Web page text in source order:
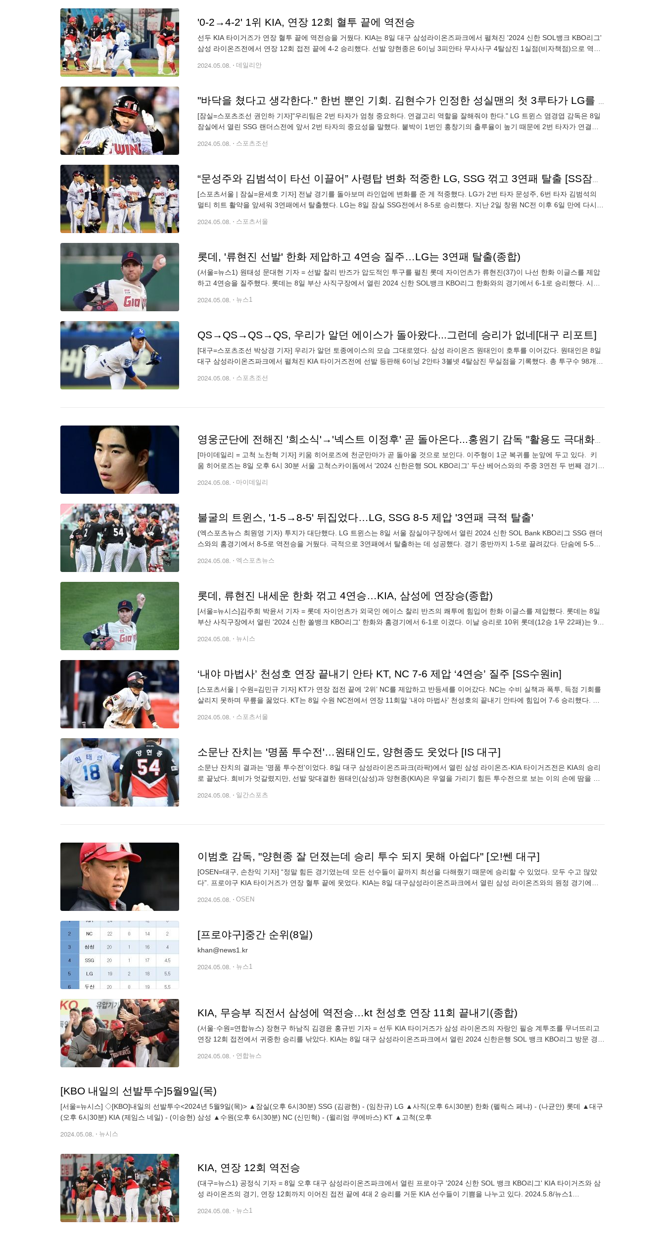
'0-2→4-2' 1위 KIA, 연장 12회 혈투 끝에 역전승
선두 KIA 타이거즈가 연장 혈투 끝에 역전승을 거뒀다. KIA는 8일 대구 삼성라이온즈파크에서 펼쳐진 '2024 신한 SOL뱅크 KBO리그'
삼성 라이온즈전에서 연장 12회 접전 끝에 4-2 승리했다. 선발 양현종은 6이닝 3피안타 무사사구 4탈삼진 1실점(비자책점)으로 역할
2024.05.08. 데일리안
"바닥을 쳤다고 생각한다." 한번 뿐인 기회. 김현수가 인정한 성실맨의 첫 3루타가 LG를 수렁에서 구했다[잠실 인터뷰]
[잠실=스포츠조선 권인하 기자]"우리팀은 2번 타자가 엄청 중요하다. 연결고리 역할을 잘해줘야 한다." LG 트윈스 염경엽 감독은 8일
잠실에서 열린 SSG 랜더스전에 앞서 2번 타자의 중요성을 말했다. 붙박이 1번인 홍창기의 출루율이 높기 때문에 2번 타자가 연결을
2024.05.08. 스포츠조선
“문성주와 김범석이 타선 이끌어” 사령탑 변화 적중한 LG, SSG 꺾고 3연패 탈출 [SS잠실in]
[스포츠서울 | 잠실=윤세호 기자] 전날 경기를 돌아보며 라인업에 변화를 준 게 적중했다. LG가 2번 타자 문성주, 6번 타자 김범석의
멀티 히트 활약을 앞세워 3연패에서 탈출했다. LG는 8일 잠실 SSG전에서 8-5로 승리했다. 지난 2일 창원 NC전 이후 6일 만에 다시 2
2024.05.08. 스포츠서울
롯데, '류현진 선발' 한화 제압하고 4연승 질주…LG는 3연패 탈출(종합)
(서울=뉴스1) 원태성 문대현 기자 = 선발 찰리 반즈가 압도적인 투구를 펼친 롯데 자이언츠가 류현진(37)이 나선 한화 이글스를 제압
하고 4연승을 질주했다. 롯데는 8일 부산 사직구장에서 열린 2024 신한 SOL뱅크 KBO리그 한화와의 경기에서 6-1로 승리했다. 시즌
2024.05.08. 뉴스1
QS→QS→QS→QS, 우리가 알던 에이스가 돌아왔다...그런데 승리가 없네[대구 리포트]
[대구=스포츠조선 박상경 기자] 우리가 알던 토종에이스의 모습 그대로였다. 삼성 라이온즈 원태인이 호투를 이어갔다. 원태인은 8일
대구 삼성라이온즈파크에서 펼쳐진 KIA 타이거즈전에 선발 등판해 6이닝 2안타 3볼넷 4탈삼진 무실점을 기록했다. 총 투구수 98개.
2024.05.08. 스포츠조선
영웅군단에 전해진 '희소식'→'넥스트 이정후' 곧 돌아온다...홍원기 감독 "활용도 극대화할 방법 모색하겠다" [MD고척]
[마이데일리 = 고척 노찬혁 기자] 키움 히어로즈에 천군만마가 곧 돌아올 것으로 보인다. 이주형이 1군 복귀를 눈앞에 두고 있다. 키
움 히어로즈는 8일 오후 6시 30분 서울 고척스카이돔에서 '2024 신한은행 SOL KBO리그' 두산 베어스와의 주중 3연전 두 번째 경기에
2024.05.08. 마이데일리
불굴의 트윈스, '1-5→8-5' 뒤집었다…LG, SSG 8-5 제압 '3연패 극적 탈출'
(엑스포츠뉴스 최원영 기자) 투지가 대단했다. LG 트윈스는 8일 서울 잠실야구장에서 열린 2024 신한 SOL Bank KBO리그 SSG 랜더
스와의 홈경기에서 8-5로 역전승을 거뒀다. 극적으로 3연패에서 탈출하는 데 성공했다. 경기 중반까지 1-5로 끌려갔다. 단숨에 5-5로
2024.05.08. 엑스포츠뉴스
롯데, 류현진 내세운 한화 꺾고 4연승…KIA, 삼성에 연장승(종합)
[서울=뉴시스]김주희 박윤서 기자 = 롯데 자이언츠가 외국인 에이스 찰리 반즈의 쾌투에 힘입어 한화 이글스를 제압했다. 롯데는 8일
부산 사직구장에서 열린 '2024 신한 쏠뱅크 KBO리그' 한화와 홈경기에서 6-1로 이겼다. 이날 승리로 10위 롯데(12승 1무 22패)는 9위
2024.05.08. 뉴시스
‘내야 마법사’ 천성호 연장 끝내기 안타 KT, NC 7-6 제압 ‘4연승’ 질주 [SS수원in]
[스포츠서울 | 수원=김민규 기자] KT가 연장 접전 끝에 ‘2위’ NC를 제압하고 반등세를 이어갔다. NC는 수비 실책과 폭투, 득점 기회를
살리지 못하며 무릎을 꿇었다. KT는 8일 수원 NC전에서 연장 11회말 ‘내야 마법사’ 천성호의 끝내기 안타에 힘입어 7-6 승리했다. 팽
2024.05.08. 스포츠서울
소문난 잔치는 '명품 투수전'…원태인도, 양현종도 웃었다 [IS 대구]
소문난 잔치의 결과는 '명품 투수전'이었다. 8일 대구 삼성라이온즈파크(라팍)에서 열린 삼성 라이온즈-KIA 타이거즈전은 KIA의 승리
로 끝났다. 희비가 엇갈렸지만, 선발 맞대결한 원태인(삼성)과 양현종(KIA)은 우열을 가리기 힘든 투수전으로 보는 이의 손에 땀을 쥐
2024.05.08. 일간스포츠
이범호 감독, "양현종 잘 던졌는데 승리 투수 되지 못해 아쉽다" [오!쎈 대구]
[OSEN=대구, 손찬익 기자] “정말 힘든 경기였는데 모든 선수들이 끝까지 최선을 다해줬기 때문에 승리할 수 있었다. 모두 수고 많았
다”. 프로야구 KIA 타이거즈가 연장 혈투 끝에 웃었다. KIA는 8일 대구삼성라이온즈파크에서 열린 삼성 라이온즈와의 원정 경기에서
2024.05.08. OSEN
[프로야구]중간 순위(8일)
khan@news1.kr
2024.05.08. 뉴스1
KIA, 무승부 직전서 삼성에 역전승…kt 천성호 연장 11회 끝내기(종합)
(서울·수원=연합뉴스) 장현구 하남직 김경윤 홍규빈 기자 = 선두 KIA 타이거즈가 삼성 라이온즈의 자랑인 필승 계투조를 무너뜨리고
연장 12회 접전에서 귀중한 승리를 낚았다. KIA는 8일 대구 삼성라이온즈파크에서 열린 2024 신한은행 SOL 뱅크 KBO리그 방문 경기
2024.05.08. 연합뉴스
[KBO 내일의 선발투수]5월9일(목)
[서울=뉴시스] ◇[KBO]내일의 선발투수<2024년 5월9일(목)> ▲잠실(오후 6시30분) SSG (김광현) - (임찬규) LG ▲사직(오후 6시30분) 한화 (펠릭스 페냐) - (나균안) 롯데 ▲대구
(오후 6시30분) KIA (제임스 네일) - (이승현) 삼성 ▲수원(오후 6시30분) NC (신민혁) - (윌리엄 쿠에바스) KT ▲고척(오후
2024.05.08. 뉴시스
KIA, 연장 12회 역전승
(대구=뉴스1) 공정식 기자 = 8일 오후 대구 삼성라이온즈파크에서 열린 프로야구 '2024 신한 SOL 뱅크 KBO리그' KIA 타이거즈와 삼
성 라이온즈의 경기, 연장 12회까지 이어진 접전 끝에 4대 2 승리를 거둔 KIA 선수들이 기쁨을 나누고 있다. 2024.5.8/뉴스1
2024.05.08. 뉴스1